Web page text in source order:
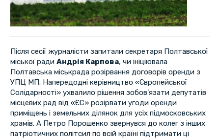
Після сесії журналісти запитали секретаря Полтавської
міської ради Андрія Карпова, чи ініціювала
Полтавська міськрада розірвання договорів оренди з
УПЦ МП. Напередодні керівництво «Європейської
Солідарності» ухвалило рішення зобов’язати депутатів
місцевих рад від «ЄС» розірвати угоди оренди
приміщень і земельних ділянок для усіх підмосковських
храмів. А Петро Порошенко звернувся до колег з інших
патріотичних політсил по всій країні підтримати ці